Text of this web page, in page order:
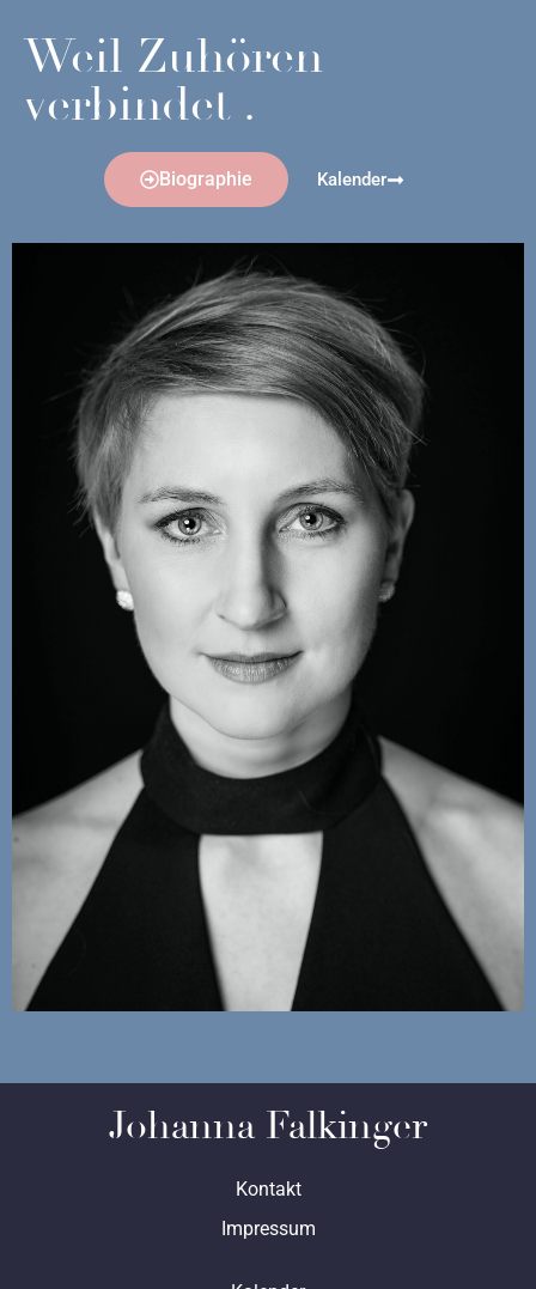
Weil Zuhören
verbindet .
Biographie Kalender
Johanna Falkinger
Kontakt
Impressum